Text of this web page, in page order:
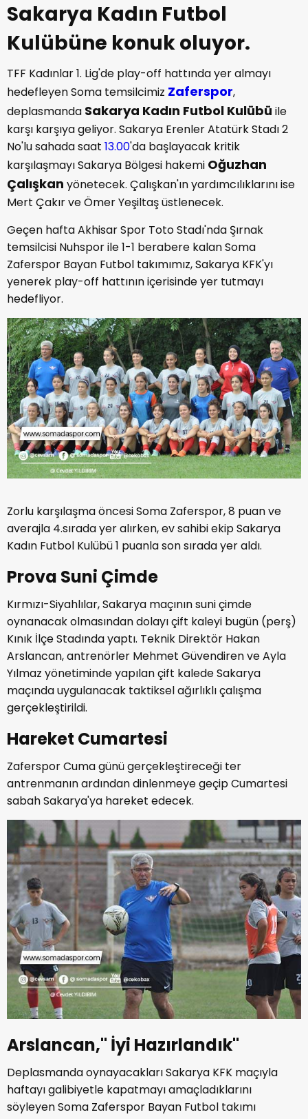
Sakarya Kadın Futbol
Kulübüne konuk oluyor.
TFF Kadınlar 1. Lig'de play-off hattında yer almayı
hedefleyen Soma temsilcimiz Zaferspor,
deplasmanda Sakarya Kadın Futbol Kulübü ile
karşı karşıya geliyor. Sakarya Erenler Atatürk Stadı 2
No'lu sahada saat 13.00'da başlayacak kritik
karşılaşmayı Sakarya Bölgesi hakemi Oğuzhan
Çalışkan yönetecek. Çalışkan'ın yardımcılıklarını ise
Mert Çakır ve Ömer Yeşiltaş üstlenecek.
Geçen hafta Akhisar Spor Toto Stadı'nda Şırnak
temsilcisi Nuhspor ile 1-1 berabere kalan Soma
Zaferspor Bayan Futbol takımımız, Sakarya KFK'yı
yenerek play-off hattının içerisinde yer tutmayı
hedefliyor.
Zorlu karşılaşma öncesi Soma Zaferspor, 8 puan ve
averajla 4.sırada yer alırken, ev sahibi ekip Sakarya
Kadın Futbol Kulübü 1 puanla son sırada yer aldı.
Prova Suni Çimde
Kırmızı-Siyahlılar, Sakarya maçının suni çimde
oynanacak olmasından dolayı çift kaleyi bugün (perş)
Kınık İlçe Stadında yaptı. Teknik Direktör Hakan
Arslancan, antrenörler Mehmet Güvendiren ve Ayla
Yılmaz yönetiminde yapılan çift kalede Sakarya
maçında uygulanacak taktiksel ağırlıklı çalışma
gerçekleştirildi.
Hareket Cumartesi
Zaferspor Cuma günü gerçekleştireceği ter
antrenmanın ardından dinlenmeye geçip Cumartesi
sabah Sakarya'ya hareket edecek.
Arslancan," İyi Hazırlandık"
Deplasmanda oynayacakları Sakarya KFK maçıyla
haftayı galibiyetle kapatmayı amaçladıklarını
söyleyen Soma Zaferspor Bayan Futbol takımı